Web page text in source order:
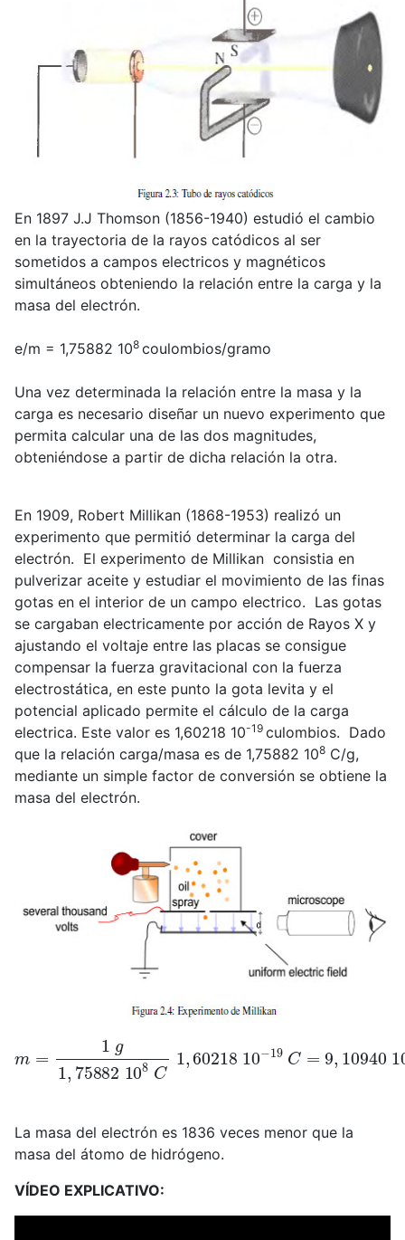
En 1897 J.J Thomson (1856-1940) estudió el cambio
en la trayectoria de la rayos catódicos al ser
sometidos a campos electricos y magnéticos
simultáneos obteniendo la relación entre la carga y la
masa del electrón.
e/m = 1,75882 108 coulombios/gramo
Una vez determinada la relación entre la masa y la
carga es necesario diseñar un nuevo experimento que
permita calcular una de las dos magnitudes,
obteniéndose a partir de dicha relación la otra.
En 1909, Robert Millikan (1868-1953) realizó un
experimento que permitió determinar la carga del
electrón. El experimento de Millikan consistia en
pulverizar aceite y estudiar el movimiento de las finas
gotas en el interior de un campo electrico. Las gotas
se cargaban electricamente por acción de Rayos X y
ajustando el voltaje entre las placas se consigue
compensar la fuerza gravitacional con la fuerza
electrostática, en este punto la gota levita y el
potencial aplicado permite el cálculo de la carga
electrica. Este valor es 1,60218 10-19 culombios. Dado
que la relación carga/masa es de 1,75882 108 C/g,
mediante un simple factor de conversión se obtiene la
masa del electrón.
75882
La masa del electrón es 1836 veces menor que la
masa del átomo de hidrógeno.
VÍDEO EXPLICATIVO: